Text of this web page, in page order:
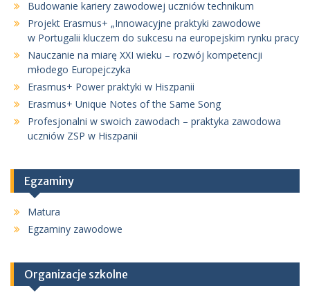
Budowanie kariery zawodowej uczniów technikum
Projekt Erasmus+ „Innowacyjne praktyki zawodowe
w Portugalii kluczem do sukcesu na europejskim rynku pracy
Nauczanie na miarę XXI wieku – rozwój kompetencji
młodego Europejczyka
Erasmus+ Power praktyki w Hiszpanii
Erasmus+ Unique Notes of the Same Song
Profesjonalni w swoich zawodach – praktyka zawodowa
uczniów ZSP w Hiszpanii
Egzaminy
Matura
Egzaminy zawodowe
Organizacje szkolne